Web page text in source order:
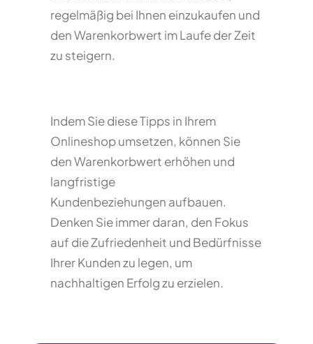
regelmäßig bei Ihnen einzukaufen und
den Warenkorbwert im Laufe der Zeit
zu steigern.
Indem Sie diese Tipps in Ihrem
Onlineshop umsetzen, können Sie
den Warenkorbwert erhöhen und
langfristige
Kundenbeziehungen aufbauen.
Denken Sie immer daran, den Fokus
auf die Zufriedenheit und Bedürfnisse
Ihrer Kunden zu legen, um
nachhaltigen Erfolg zu erzielen.